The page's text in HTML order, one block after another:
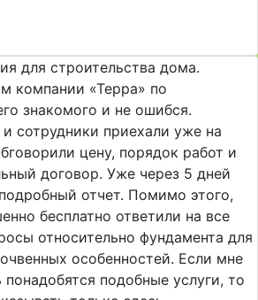
для строительства дома.
компании «Терра» по
знакомого и не ошибся.
сотрудники приехали уже на
цену, порядок работ и
договор. Уже через 5 дней
отчет. Помимо этого,
бесплатно ответили на все
относительно фундамента для
особенностей. Если мне
понадобятся подобные услуги, то